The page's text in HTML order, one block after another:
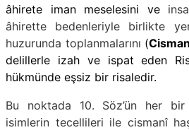
âhirete iman meselesini ve
âhirette bedenleriyle birlikte
huzurunda toplanmalarını (
delillerle izah ve ispat eden
hükmünde eşsiz bir risaledir.
Bu noktada 10. Söz’ün her bir
isimlerin tecellileri ile cismanî